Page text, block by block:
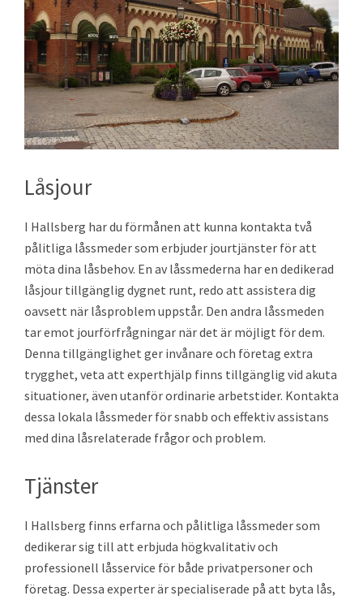
Låsjour
I Hallsberg har du förmånen att kunna kontakta två
pålitliga låssmeder som erbjuder jourtjänster för att
möta dina låsbehov. En av låssmederna har en dedikerad
låsjour tillgänglig dygnet runt, redo att assistera dig
oavsett när låsproblem uppstår. Den andra låssmeden
tar emot jourförfrågningar när det är möjligt för dem.
Denna tillgänglighet ger invånare och företag extra
trygghet, veta att experthjälp finns tillgänglig vid akuta
situationer, även utanför ordinarie arbetstider. Kontakta
dessa lokala låssmeder för snabb och effektiv assistans
med dina låsrelaterade frågor och problem.
Tjänster
I Hallsberg finns erfarna och pålitliga låssmeder som
dedikerar sig till att erbjuda högkvalitativ och
professionell låsservice för både privatpersoner och
företag. Dessa experter är specialiserade på att byta lås,